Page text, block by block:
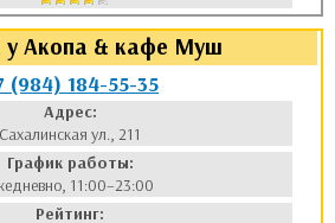
Акопа & кафе Муш
(984) 184-55-35
Адрес:
Сахалинская ул., 211
График работы:
11:00–23:00
Рейтинг: